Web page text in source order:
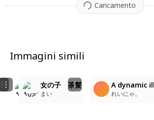
Caricamento
Immagini simili
ꜝ❤︎
230
幼なじみの笑顔とピースサイン！
packruman
女の子 茶髪
まい
A dynamic
れいにゃ。